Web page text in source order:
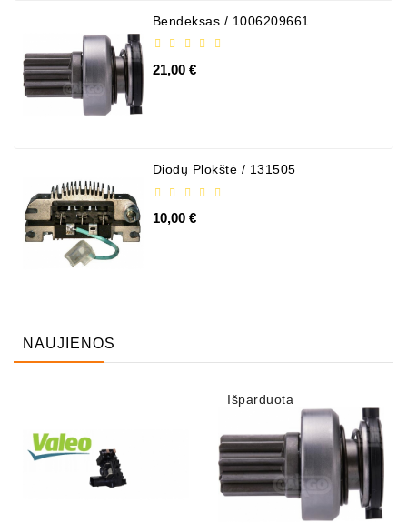
Bendeksas / 1006209661
21,00 €
Diodų Plokštė / 131505
10,00 €
NAUJIENOS
Išparduota